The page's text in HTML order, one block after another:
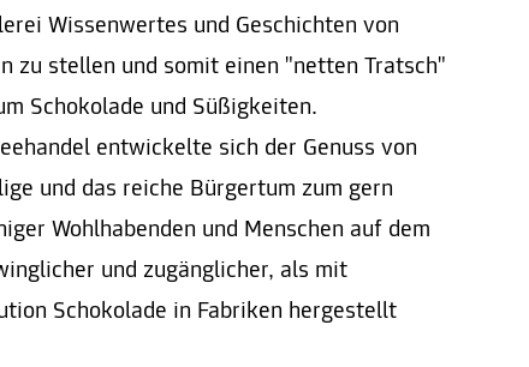
Wissenwertes und Geschichten von
zu stellen und somit einen "netten Tratsch"
Schokolade und Süßigkeiten.
entwickelte sich der Genuss von
und das reiche Bürgertum zum gern
Wohlhabenden und Menschen auf dem
und zugänglicher, als mit
Schokolade in Fabriken hergestellt